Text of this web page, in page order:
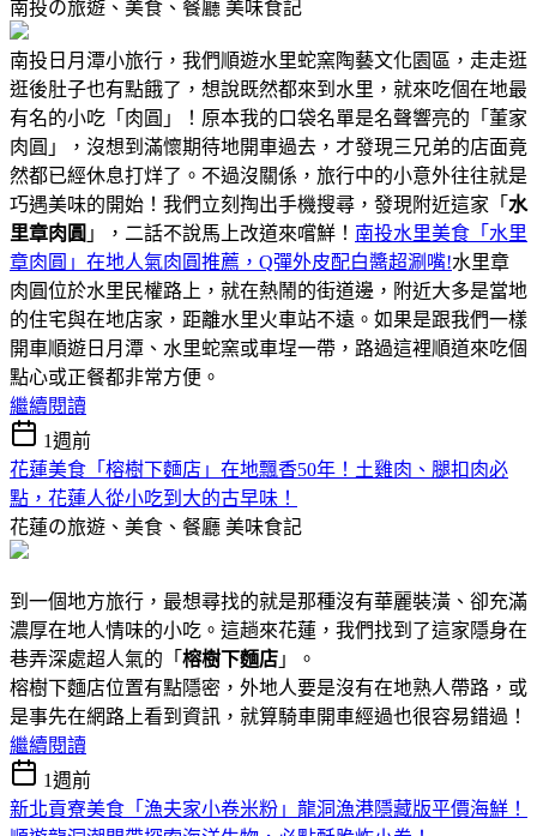
南投の旅遊、美食、餐廳 美味食記
南投日月潭小旅行，我們順遊水里蛇窯陶藝文化園區，走走逛
逛後肚子也有點餓了，想說既然都來到水里，就來吃個在地最
有名的小吃「肉圓」！原本我的口袋名單是名聲響亮的「董家
肉圓」，沒想到滿懷期待地開車過去，才發現三兄弟的店面竟
然都已經休息打烊了。不過沒關係，旅行中的小意外往往就是
巧遇美味的開始！我們立刻掏出手機搜尋，發現附近這家「 水
里章肉圓 」，二話不說馬上改道來嚐鮮！ 南投水里美食「水里
章肉圓」在地人氣肉圓推薦，Q彈外皮配白醬超涮嘴!水里章
肉圓位於水里民權路上，就在熱鬧的街道邊，附近大多是當地
的住宅與在地店家，距離水里火車站不遠。如果是跟我們一樣
開車順遊日月潭、水里蛇窯或車埕一帶，路過這裡順道來吃個
點心或正餐都非常方便。
繼續閱讀
1週前
花蓮美食「榕樹下麵店」在地飄香50年！土雞肉、腿扣肉必
點，花蓮人從小吃到大的古早味！
花蓮の旅遊、美食、餐廳 美味食記
到一個地方旅行，最想尋找的就是那種沒有華麗裝潢、卻充滿
濃厚在地人情味的小吃。這趟來花蓮，我們找到了這家隱身在
巷弄深處超人氣的「 榕樹下麵店 」。
榕樹下麵店位置有點隱密，外地人要是沒有在地熟人帶路，或
是事先在網路上看到資訊，就算騎車開車經過也很容易錯過！
繼續閱讀
1週前
新北貢寮美食「漁夫家小卷米粉」龍洞漁港隱藏版平價海鮮！